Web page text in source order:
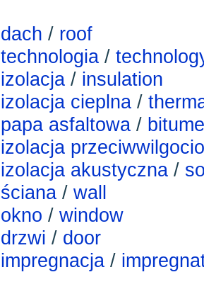
dach / roof
technologia/
izolacja/ insulation
izolacja cieplna/
papa asfaltowa/
izolacja
izolacja akustyczna/
ściana/ wall
okno / window
drzwi / door
impregnacja/